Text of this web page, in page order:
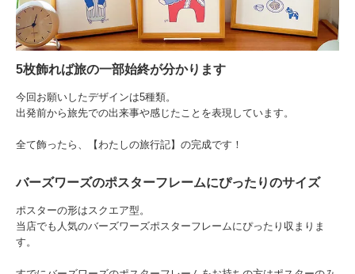
5枚飾れば旅の一部始終が分かります
今回お願いしたデザインは5種類。
出発前から旅先での出来事や感じたことを表現しています。
全て飾ったら、【わたしの旅行記】の完成です！
バーズワーズのポスターフレームにぴったりのサイズ
ポスターの形はスクエア型。
当店でも人気のバーズワーズポスターフレームにぴったり収まりま
す。